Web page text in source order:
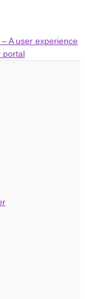
A user experience